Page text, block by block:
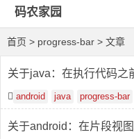
码农家园
首页 > progress-bar > 文章
关于java：在执行代码之
android java progress-bar
关于android：在片段视